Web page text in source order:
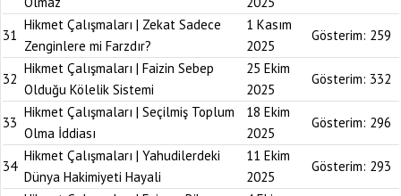
31
Hikmet Çalışmaları | Zekat Sadece
Zenginlere mi Farzdır?
1 Kasım
2025
Gösterim: 259
32
Hikmet Çalışmaları | Faizin Sebep
Olduğu Kölelik Sistemi
25 Ekim
2025
Gösterim: 332
33
Hikmet Çalışmaları | Seçilmiş Toplum
Olma İddiası
18 Ekim
2025
Gösterim: 296
34
Hikmet Çalışmaları | Yahudilerdeki
Dünya Hakimiyeti Hayali
11 Ekim
2025
Gösterim: 293